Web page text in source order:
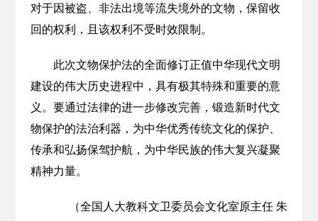
对于因被盗、非法出境等流失境外的文物，保留收
回的权利，且该权利不受时效限制。
此次文物保护法的全面修订正值中华现代文明
建设的伟大历史进程中，具有极其特殊和重要的意
义。要通过法律的进一步修改完善，锻造新时代文
物保护的法治利器，为中华优秀传统文化的保护、
传承和弘扬保驾护航，为中华民族的伟大复兴凝聚
精神力量。
（全国人大教科文卫委员会文化室原主任 朱